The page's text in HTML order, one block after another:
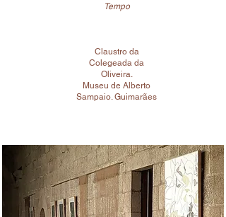
Tempo
Claustro da
Colegeada da
Oliveira.
Museu de Alberto
Sampaio. Guimarães